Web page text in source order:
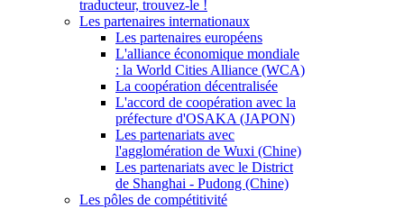
traducteur, trouvez-le !
Les partenaires internationaux
Les partenaires européens
L'alliance économique mondiale
: la World Cities Alliance (WCA)
La coopération décentralisée
L'accord de coopération avec la
préfecture d'OSAKA (JAPON)
Les partenariats avec
l'agglomération de Wuxi (Chine)
Les partenariats avec le District
de Shanghai - Pudong (Chine)
Les pôles de compétitivité